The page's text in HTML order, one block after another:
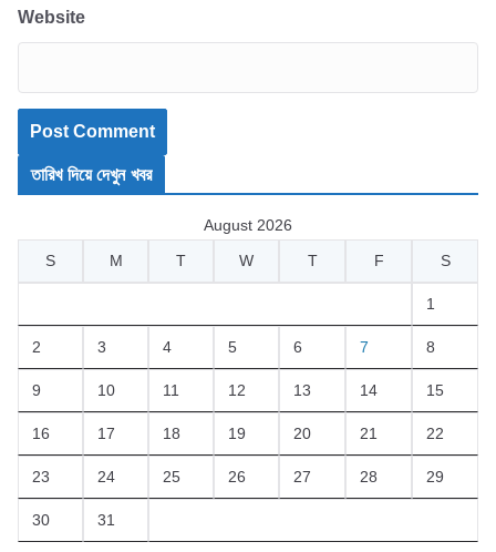
Website
তারিখ দিয়ে দেখুন খবর
August 2026
S
M T W T F S
1
2 3 4 5 6 7 8
9 10 11 12 13 14 15
16 17 18 19 20 21 22
23 24 25 26 27 28 29
30 31